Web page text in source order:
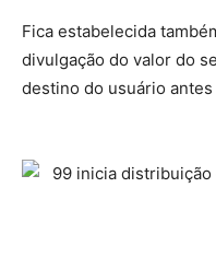
Fica estabelecida
divulgação do valor do
destino do usuário